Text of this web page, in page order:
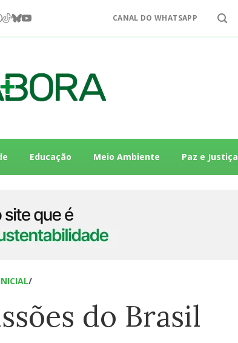
CANAL DO WHATSAPP
Educação Meio Ambiente Paz e Justiça
/
do Brasil